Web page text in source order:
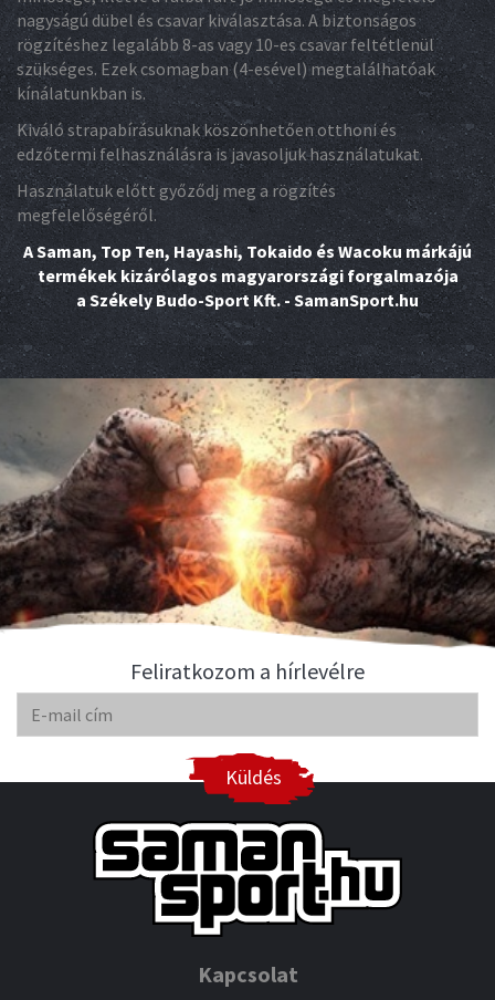
nagyságú dübel és csavar kiválasztása. A biztonságos
rögzítéshez legalább 8-as vagy 10-es csavar feltétlenül
szükséges. Ezek csomagban (4-esével) megtalálhatóak
kínálatunkban is.
Kiváló strapabírásuknak köszönhetően otthoni és
edzőtermi felhasználásra is javasoljuk használatukat.
Használatuk előtt győződj meg a rögzítés
megfelelőségéről.
A Saman, Top Ten, Hayashi, Tokaido és Wacoku márkájú
termékek kizárólagos magyarországi forgalmazója
a Székely Budo-Sport Kft. - SamanSport.hu
Feliratkozom a hírlevélre
Küldés
Kapcsolat